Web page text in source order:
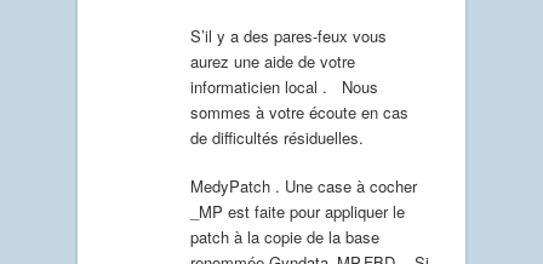
S’il y a des pares-feux vous
aurez une aide de votre
informaticien local . Nous
sommes à votre écoute en cas
de difficultés résiduelles.
MedyPatch . Une case à cocher
_MP est faite pour appliquer le
patch à la copie de la base